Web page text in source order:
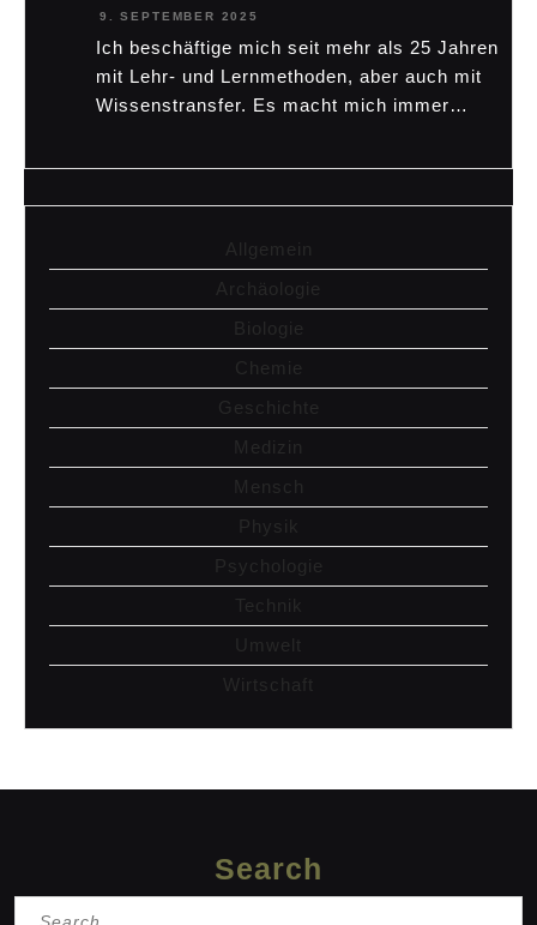
9. SEPTEMBER 2025
Ich beschäftige mich seit mehr als 25 Jahren
mit Lehr- und Lernmethoden, aber auch mit
Wissenstransfer. Es macht mich immer…
Allgemein
Archäologie
Biologie
Chemie
Geschichte
Medizin
Mensch
Physik
Psychologie
Technik
Umwelt
Wirtschaft
Search